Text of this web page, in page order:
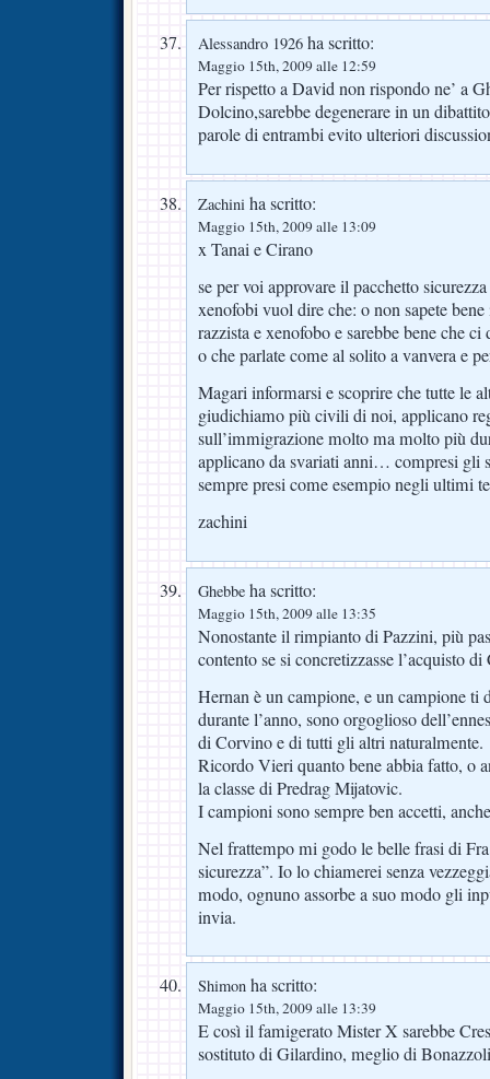
Alessandro 1926 ha scritto:
Maggio 15th, 2009 alle 12:59
Per rispetto a David non rispondo ne’ a
Dolcino,sarebbe degenerare in un
parole di entrambi evito ulteriori
Zachini ha scritto:
Maggio 15th, 2009 alle 13:09
x Tanai e Cirano
se per voi approvare il pacchetto
xenofobi vuol dire che: o non sapete
razzista e xenofobo e sarebbe bene che
o che parlate come al solito a vanvera e
Magari informarsi e scoprire che tutte le
giudichiamo più civili di noi, applicano
sull’immigrazione molto ma molto più
applicano da svariati anni… compresi gli
sempre presi come esempio negli ultimi
zachini
Ghebbe ha scritto:
Maggio 15th, 2009 alle 13:35
Nonostante il rimpianto di Pazzini, più
contento se si concretizzasse l’acquisto di
Hernan è un campione, e un campione ti
durante l’anno, sono orgoglioso
di Corvino e di tutti gli altri naturalmente.
Ricordo Vieri quanto bene abbia fatto, o
la classe di Predrag Mijatovic.
I campioni sono sempre ben accetti,
Nel frattempo mi godo le belle frasi di
sicurezza”. Io lo chiamerei senza
modo, ognuno assorbe a suo modo gli
invia.
Shimon ha scritto:
Maggio 15th, 2009 alle 13:39
E così il famigerato Mister X sarebbe
sostituto di Gilardino, meglio di